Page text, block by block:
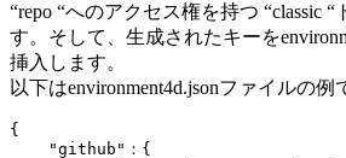
“repo “へのアクセス権を持つ “classic
す。そして、生成されたキーを
挿入します。
以下はenvironment4d.jsonファイルの例
{
    "github"：{